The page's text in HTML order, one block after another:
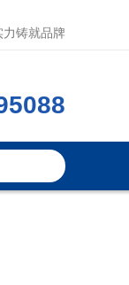
实力铸就品牌